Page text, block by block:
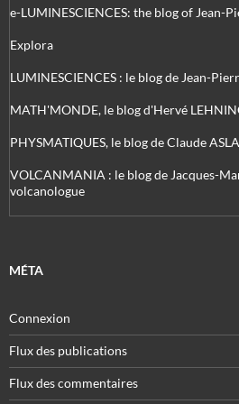
e-LUMINESCIENCES: the blog of Jean-
Explora
LUMINESCIENCES : le blog de Jean-
MATH'MONDE, le blog d'Hervé
PHYSMATIQUES, le blog de Claude
VOLCANMANIA : le blog de Jacques-
volcanologue
MÉTA
Connexion
Flux des publications
Flux des commentaires